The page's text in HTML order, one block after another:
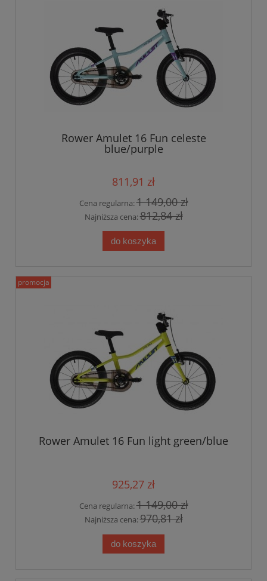
Rower Amulet 16 Fun celeste
blue/purple
811,91 zł
Cena regularna:1 149,00 zł
Najniższa cena:812,84 zł
do koszyka
Rower Amulet 16 Fun light green/blue
925,27 zł
Cena regularna:1 149,00 zł
Najniższa cena:970,81 zł
do koszyka
promocja